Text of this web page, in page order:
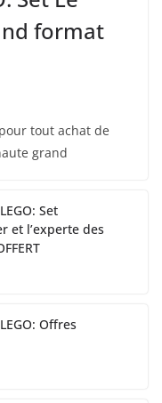
format
tout achat de
grand
Set
et l’experte des
Offres